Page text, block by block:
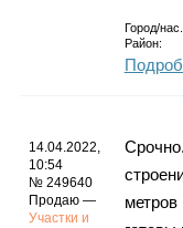
Город/
Район:
14.04.2022,
10:54
№ 249640
Продаю —
Участки и